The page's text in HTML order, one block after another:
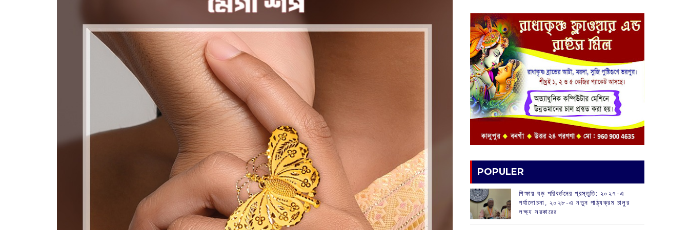
POPULER
শিক্ষায় বড় পরিবর্তনের প্রস্তুতি: ২০২৭-এ
পর্যালোচনা, ২০২৮-এ নতুন পাঠ্যক্রম চালুর
লক্ষ্য সরকারের